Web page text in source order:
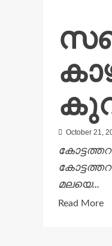
October 21,
മലയെ...
Read More